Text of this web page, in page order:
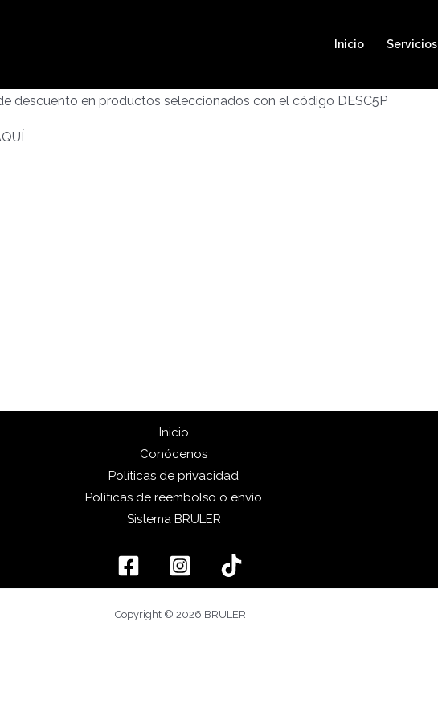
Inicio Servicios
descuento en productos seleccionados con el código DESC5P
Inicio
Conócenos
Políticas de privacidad
Políticas de reembolso o envío
Sistema BRULER
Copyright © 2026 BRULER